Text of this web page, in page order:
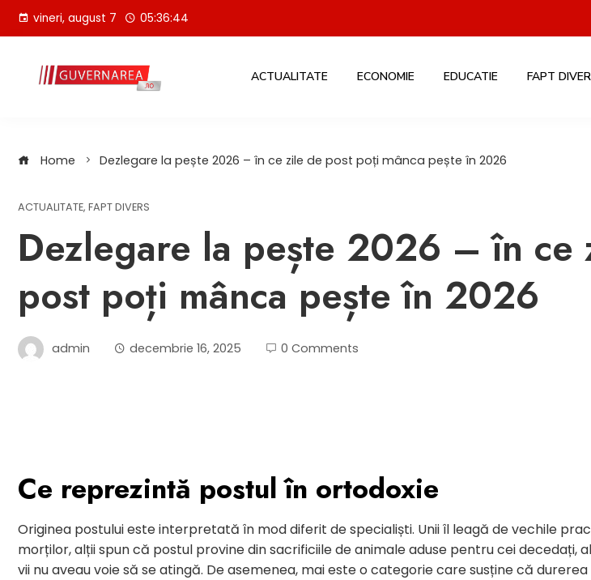
Skip vineri, august 7 05:36:45
ACTUALITATE ECONOMIE EDUCATIE FAPT
Home Dezlegare la pește 2026 – în ce zile de post poți mânca pește în 2026
ACTUALITATE, FAPT DIVERS
Dezlegare la pește 2026 – în ce
post poți mânca pește în 2026
admin decembrie 16, 2025 0 Comments
Ce reprezintă postul în ortodoxie
Originea postului este interpretată în mod diferit de specialiști. Unii îl leagă de vechile
morților, alții spun că postul provine din sacrificiile de animale aduse pentru cei decedați,
vii nu aveau voie să se atingă. De asemenea, mai este o categorie care susține că